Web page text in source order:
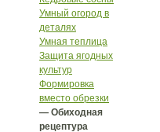
Умный огород в
деталях
Умная теплица
Защита ягодных
культур
Формировка
вместо обрезки
— Обиходная
рецептура